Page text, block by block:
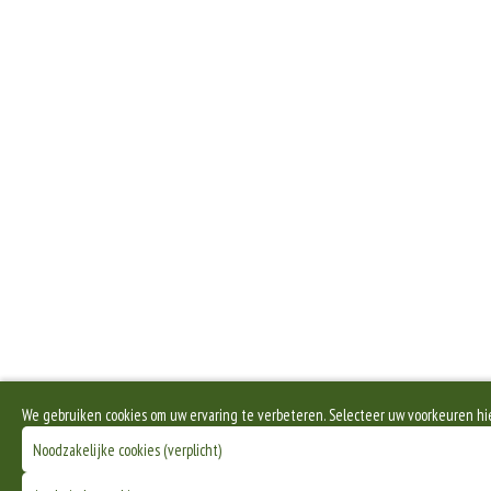
We gebruiken cookies om uw ervaring te verbeteren. Selecteer uw voorkeuren
Noodzakelijke cookies (verplicht)